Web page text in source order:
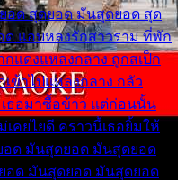
อด สุดยอด มันสุดยอด สุด
แอบหลงรักสาวราม ที่พัก
กแดงแหลงกลาง ถูกสเป็ก
เข้าไปแหลงกลาง กลัว
เธอมาซื้อข้าว แต่ก่อนนั้น
เคยไยดี คราวนี้เธอยิ้มให้
อด มันสุดยอด มันสุดยอด
อด มันสุดยอด มันสุดยอด